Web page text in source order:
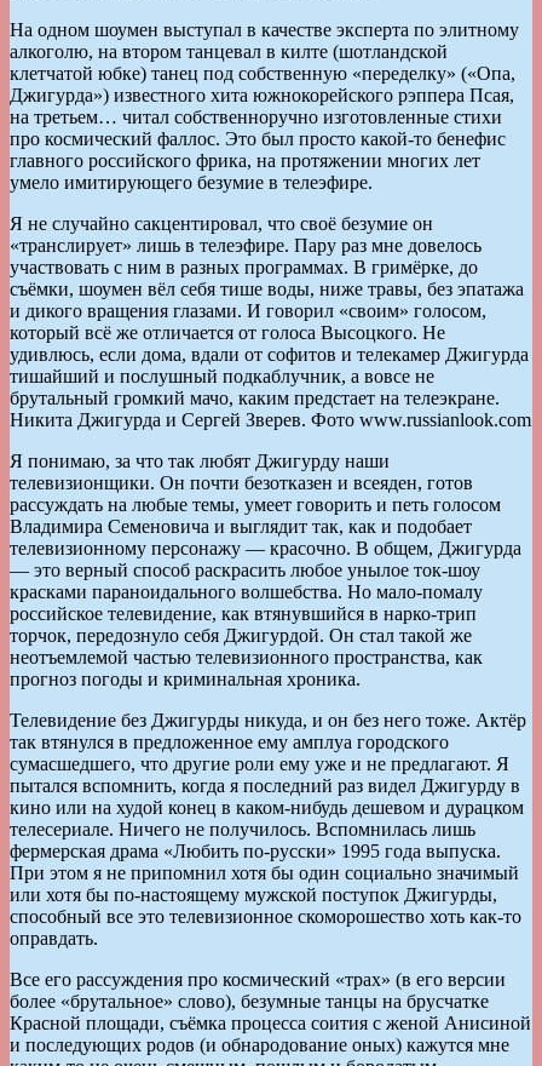
На одном шоумен выступал в качестве эксперта по элитному
алкоголю, на втором танцевал в килте (шотландской
клетчатой юбке) танец под собственную «переделку» («Опа,
Джигурда») известного хита южнокорейского рэппера Псая,
на третьем… читал собственноручно изготовленные стихи
про космический фаллос. Это был просто какой-то бенефис
главного российского фрика, на протяжении многих лет
умело имитирующего безумие в телеэфире.
Я не случайно сакцентировал, что своё безумие он
«транслирует» лишь в телеэфире. Пару раз мне довелось
участвовать с ним в разных программах. В гримёрке, до
съёмки, шоумен вёл себя тише воды, ниже травы, без эпатажа
и дикого вращения глазами. И говорил «своим» голосом,
который всё же отличается от голоса Высоцкого. Не
удивлюсь, если дома, вдали от софитов и телекамер Джигурда
тишайший и послушный подкаблучник, а вовсе не
брутальный громкий мачо, каким предстает на телеэкране.
Никита Джигурда и Сергей Зверев. Фото www.russianlook.com
Я понимаю, за что так любят Джигурду наши
телевизионщики. Он почти безотказен и всеяден, готов
рассуждать на любые темы, умеет говорить и петь голосом
Владимира Семеновича и выглядит так, как и подобает
телевизионному персонажу — красочно. В общем, Джигурда
— это верный способ раскрасить любое унылое ток-шоу
красками параноидального волшебства. Но мало-помалу
российское телевидение, как втянувшийся в нарко-трип
торчок, передознуло себя Джигурдой. Он стал такой же
неотъемлемой частью телевизионного пространства, как
прогноз погоды и криминальная хроника.
Телевидение без Джигурды никуда, и он без него тоже. Актёр
так втянулся в предложенное ему амплуа городского
сумасшедшего, что другие роли ему уже и не предлагают. Я
пытался вспомнить, когда я последний раз видел Джигурду в
кино или на худой конец в каком-нибудь дешевом и дурацком
телесериале. Ничего не получилось. Вспомнилась лишь
фермерская драма «Любить по-русски» 1995 года выпуска.
При этом я не припомнил хотя бы один социально значимый
или хотя бы по-настоящему мужской поступок Джигурды,
способный все это телевизионное скоморошество хоть как-то
оправдать.
Все его рассуждения про космический «трах» (в его версии
более «брутальное» слово), безумные танцы на брусчатке
Красной площади, съёмка процесса соития с женой Анисиной
и последующих родов (и обнародование оных) кажутся мне